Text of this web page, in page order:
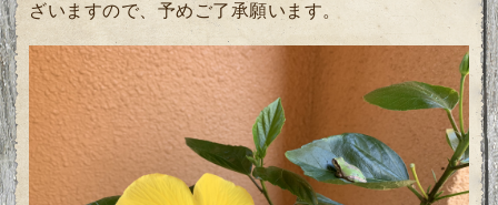
ざいますので、予めご了承願います。